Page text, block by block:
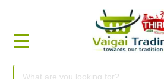
HOME
FOOD